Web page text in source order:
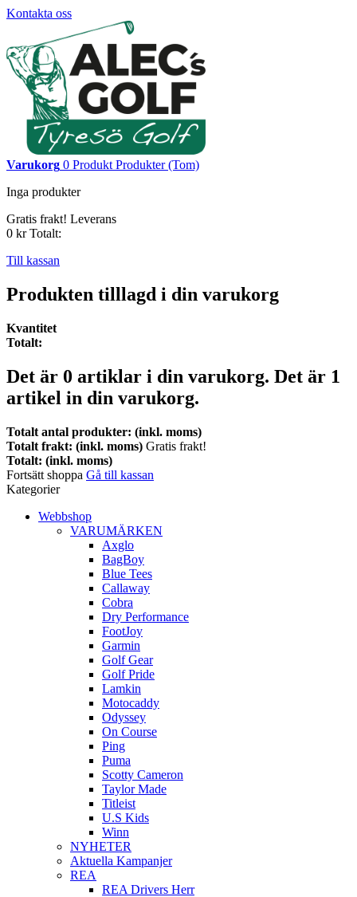
Kontakta oss
Varukorg 0 Produkt Produkter (Tom)
Inga produkter
Gratis frakt! Leverans
0 kr Totalt:
Till kassan
Produkten tilllagd i din varukorg
Kvantitet
Totalt:
Det är 0 artiklar i din varukorg. Det är 1
artikel in din varukorg.
Totalt antal produkter: (inkl. moms)
Totalt frakt: (inkl. moms) Gratis frakt!
Totalt: (inkl. moms)
Fortsätt shoppa Gå till kassan
Kategorier
Webbshop
VARUMÄRKEN
Axglo
BagBoy
Blue Tees
Callaway
Cobra
Dry Performance
FootJoy
Garmin
Golf Gear
Golf Pride
Lamkin
Motocaddy
Odyssey
On Course
Ping
Puma
Scotty Cameron
Taylor Made
Titleist
U.S Kids
Winn
NYHETER
Aktuella Kampanjer
REA
REA Drivers Herr